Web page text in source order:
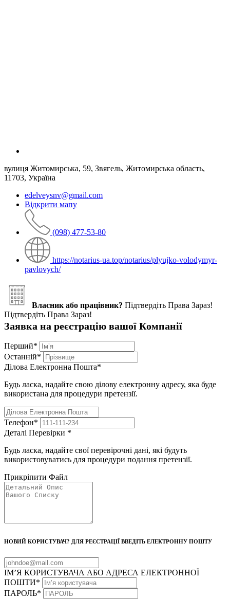
вулиця Житомирська, 59, Звягель, Житомирська область,
11703, Україна
edelveysnv@gmail.com
Відкрити мапу
(098) 477-53-80
https://notarius-ua.top/notarius/plyujko-volodymyr-
pavlovych/
Власник або працівник? Підтвердіть Права Зараз!
Підтвердіть Права Зараз!
Заявка на реєстрацію вашої Компанії
Перший*
Останній*
Ділова Електронна Пошта*
Будь ласка, надайте свою ділову електронну адресу, яка буде
використана для процедури претензії.
Телефон*
Деталі Перевірки *
Будь ласка, надайте свої перевірочні дані, які будуть
використовуватись для процедури подання претензії.
Прикріпити Файл
НОВИЙ КОРИСТУВАЧ? ДЛЯ РЕЄСТРАЦІЇ ВВЕДІТЬ ЕЛЕКТРОННУ ПОШТУ
ІМ’Я КОРИСТУВАЧА АБО АДРЕСА ЕЛЕКТРОННОЇ
ПОШТИ*
ПАРОЛЬ*